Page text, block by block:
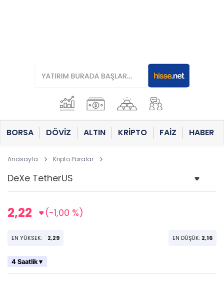
BORSA DÖVİZ ALTIN KRİPTO FAİZ HABER
Anasayfa Kripto Paralar
2,22 (-1,00 %)
EN YÜKSEK: 2,29 EN DÜŞÜK: 2,16
4 Saatlik ▾